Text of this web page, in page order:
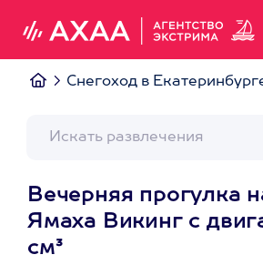
Снегоход в
Вечерняя прогулка
Ямаха Викинг с
см³